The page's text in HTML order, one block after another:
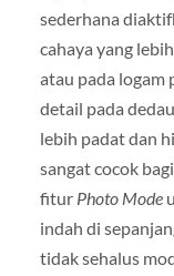
sederhana
cahaya yang
atau pada logam
detail pada
lebih padat dan
sangat cocok
fitur Photo Mode
indah di
tidak sehalus